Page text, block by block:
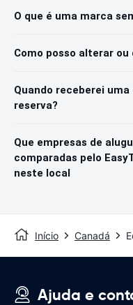
O que é uma marca
Como posso alterar
Quando receberei
reserva?
Que empresas de
comparadas pelo
neste local
Início Canadá
Ajuda e